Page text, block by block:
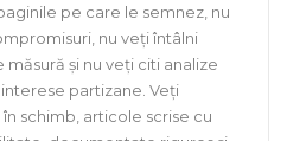
pe care le semnez, nu
nu veți întâlni
măsură și nu veți citi analize
partizane. Veți
schimb, articole scrise cu